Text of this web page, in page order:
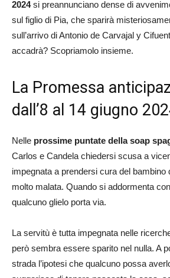
2024si preannunciano dense di
sul figlio di Pia, che sparirà
sull’arrivo di Antonio de Carvajal y
accadrà? Scopriamolo insieme.
La Promessa
dall’8 al 14 giugno
Nelle prossime puntate della soap
Carlos e Candela chiedersi scusa a
impegnata a prendersi cura del bambino
molto malata. Quando si addormenta
qualcuno glielo porta via.
La servitù è tutta impegnata nelle
però sembra essere sparito nel nulla. A
strada l’ipotesi che qualcuno possa